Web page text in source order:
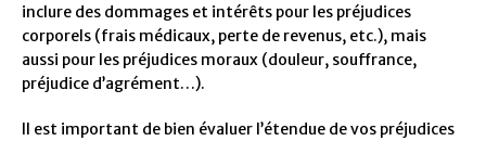
inclure des dommages et intérêts pour les préjudices
corporels (frais médicaux, perte de revenus, etc.), mais
aussi pour les préjudices moraux (douleur, souffrance,
préjudice d’agrément…).
Il est important de bien évaluer l’étendue de vos préjudices